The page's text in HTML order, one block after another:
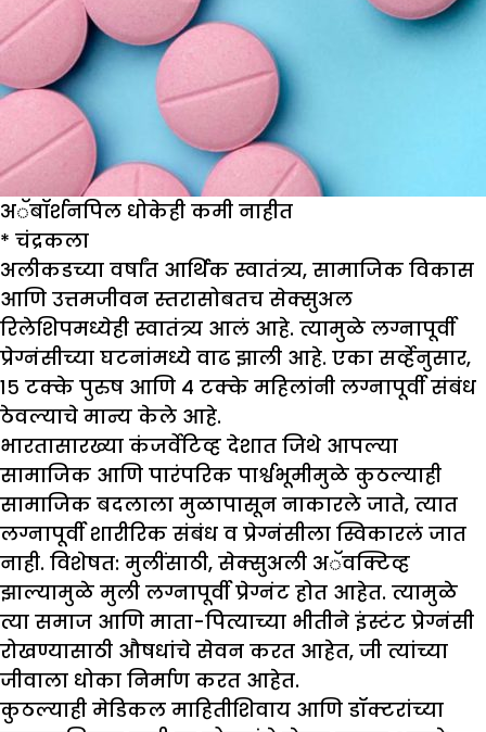
अॅबॉर्शनपिल धोकेही कमी नाहीत
* चंद्रकला
अलीकडच्या वर्षांत आर्थिक स्वातंत्र्य, सामाजिक विकास
आणि उत्तमजीवन स्तरासोबतच सेक्सुअल
रिलेशिपमध्येही स्वातंत्र्य आलं आहे. त्यामुळे लग्नापूर्वी
प्रेग्नंसीच्या घटनांमध्ये वाढ झाली आहे. एका सर्व्हेनुसार,
१५ टक्के पुरुष आणि ४ टक्के महिलांनी लग्नापूर्वी संबंध
ठेवल्याचे मान्य केले आहे.
भारतासारख्या कंजर्वेटिव्ह देशात जिथे आपल्या
सामाजिक आणि पारंपरिक पार्श्वभूमीमुळे कुठल्याही
सामाजिक बदलाला मुळापासून नाकारले जाते, त्यात
लग्नापूर्वी शारीरिक संबंध व प्रेग्नंसीला स्विकारलं जात
नाही. विशेषत: मुलींसाठी, सेक्सुअली अॅवक्टिव्ह
झाल्यामुळे मुली लग्नापूर्वी प्रेग्नंट होत आहेत. त्यामुळे
त्या समाज आणि माता-पित्याच्या भीतीने इंस्टंट प्रेग्नंसी
रोखण्यासाठी औषधांचे सेवन करत आहेत, जी त्यांच्या
जीवाला धोका निर्माण करत आहेत.
कुठल्याही मेडिकल माहितीशिवाय आणि डॉक्टरांच्या